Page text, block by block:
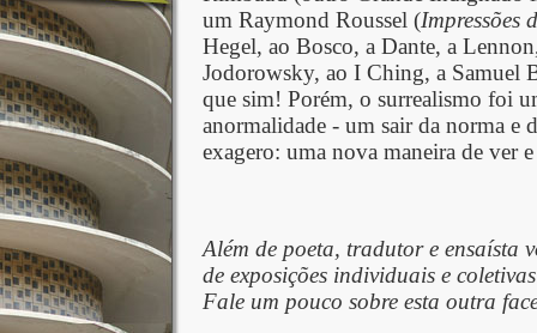
um Raymond Roussel (Impressões
Hegel, ao Bosco, a Dante, a
Jodorowsky, ao I Ching, a Samuel
que sim! Porém, o surrealismo foi
anormalidade - um sair da norma e
exagero: uma nova maneira de ver
Além de poeta, tradutor e ensaísta
de exposições individuais e
Fale um pouco sobre esta outra